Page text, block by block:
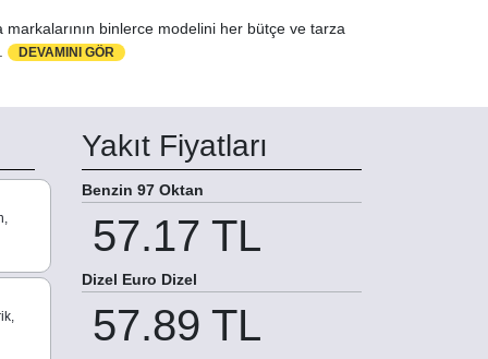
binlerce modelini her bütçe ve tarza
DEVAMINI GÖR
Yakıt Fiyatları
Benzin 97 Oktan
57.17 TL
Dizel Euro Dizel
57.89 TL